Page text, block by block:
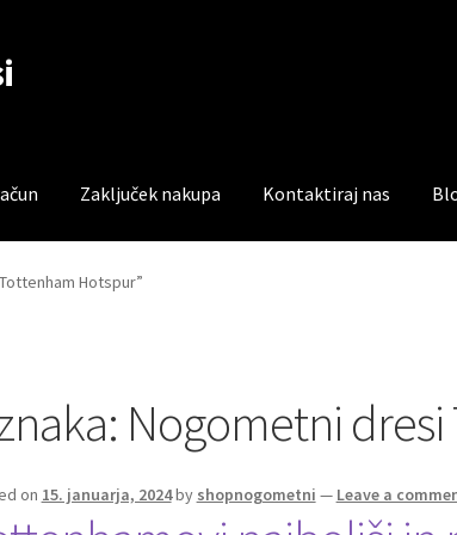
Zaključek nakupa Kontaktiraj nas
Trgovina Zaključek nakupa
Hotspur”
Nogometni
on 15. januarja, 2024by shopnogometni — Leave a